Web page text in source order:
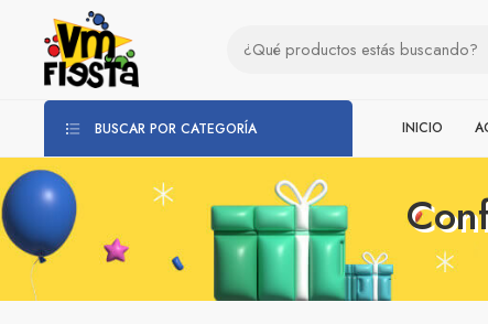
BUSCAR POR CATEGORÍA INICIO